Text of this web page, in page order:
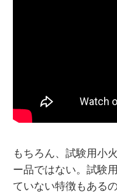
もちろん、試験用小
ー品ではない。試験
ていない特徴もある